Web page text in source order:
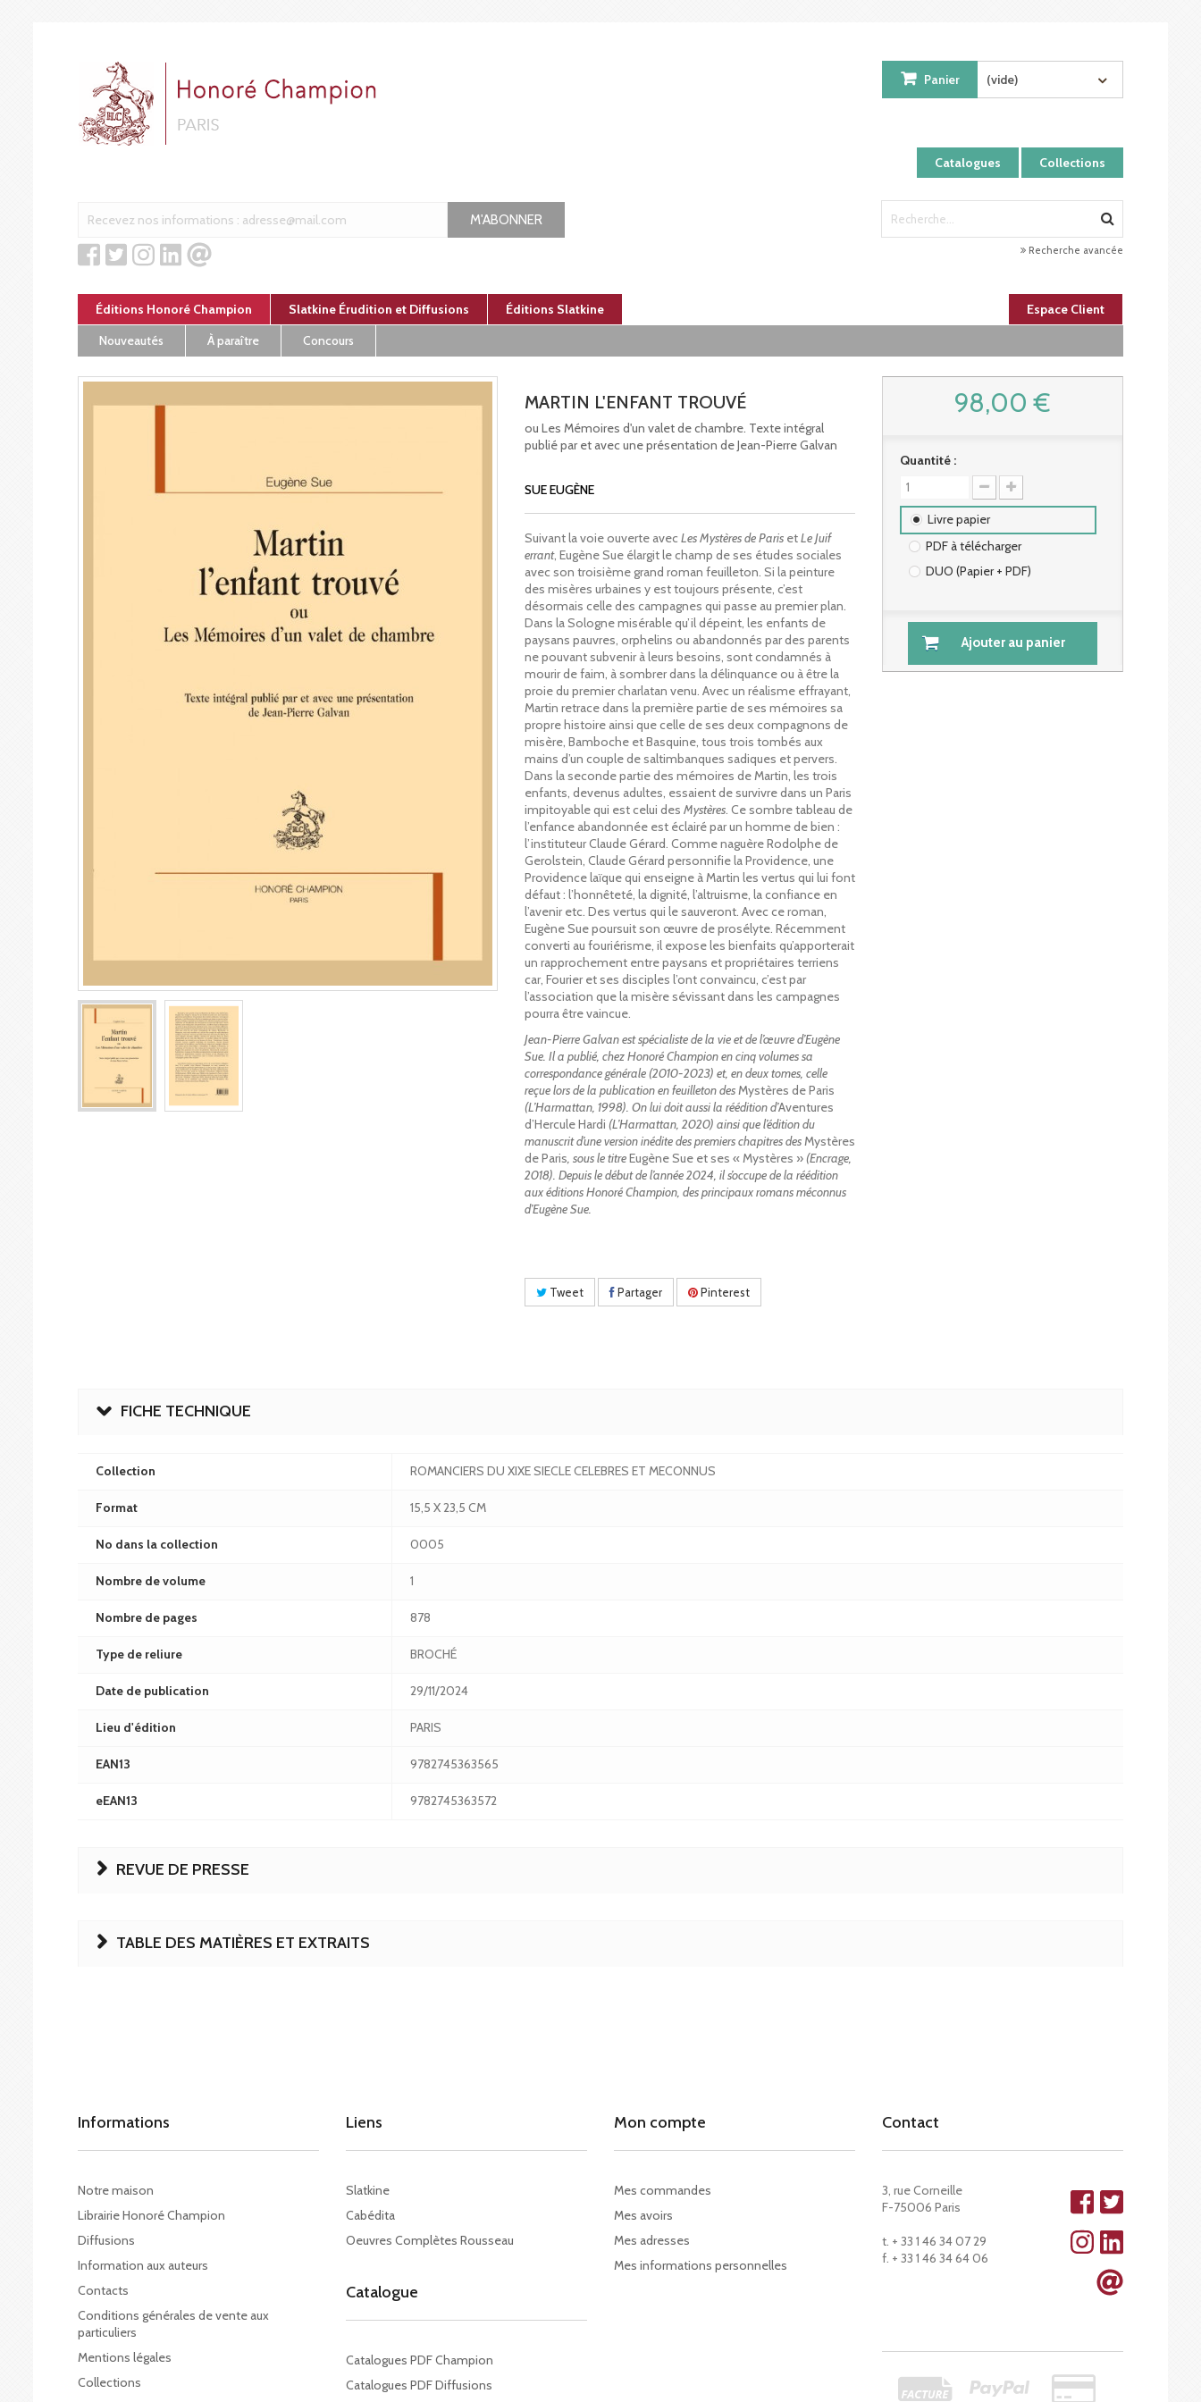
Catalogues Collections
Panier (vide)
M'ABONNER
Recherche avancée
Éditions Honoré Champion Slatkine Érudition et Diffusions Éditions Slatkine
Espace Client
Nouveautés
À paraître Concours
MARTIN L'ENFANT TROUVÉ
ou Les Mémoires d'un valet de chambre. Texte intégral
publié par et avec une présentation de Jean-Pierre Galvan
SUE EUGÈNE
Suivant la voie ouverte avec Les Mystères de Paris etLe Juif
errant, Eugène Sue élargit le champ de ses études sociales
avec son troisième grand roman feuilleton. Si la peinture
des misères urbaines y est toujours présente, c’est
désormais celle des campagnes qui passe au premier plan.
Dans la Sologne misérable qu’il dépeint, les enfants de
paysans pauvres, orphelins ou abandonnés par des parents
ne pouvant subvenir à leurs besoins, sont condamnés à
mourir de faim, à sombrer dans la délinquance ou à être la
proie du premier charlatan venu. Avec un réalisme effrayant,
Martin retrace dans la première partie de ses mémoires sa
propre histoire ainsi que celle de ses deux compagnons de
misère, Bamboche et Basquine, tous trois tombés aux
mains d’un couple de saltimbanques sadiques et pervers.
Dans la seconde partie des mémoires de Martin, les trois
enfants, devenus adultes, essaient de survivre dans un Paris
impitoyable qui est celui des Mystères. Ce sombre tableau de
l’enfance abandonnée est éclairé par un homme de bien :
l’instituteur Claude Gérard. Comme naguère Rodolphe de
Gerolstein, Claude Gérard personnifie la Providence, une
Providence laïque qui enseigne à Martin les vertus qui lui font
défaut : l’honnêteté, la dignité, l’altruisme, la confiance en
l’avenir etc. Des vertus qui le sauveront. Avec ce roman,
Eugène Sue poursuit son œuvre de prosélyte. Récemment
converti au fouriérisme, il expose les bienfaits qu’apporterait
un rapprochement entre paysans et propriétaires terriens
car, Fourier et ses disciples l’ont convaincu, c’est par
l’association que la misère sévissant dans les campagnes
pourra être vaincue.
Jean-Pierre Galvan est spécialiste de la vie et de l’œuvre d’Eugène
Sue. Il a publié, chez Honoré Champion en cinq volumes sa
correspondance générale (2010-2023) et, en deux tomes, celle
reçue lors de la publication en feuilleton desMystères de Paris
(L’Harmattan, 1998). On lui doit aussi la réédition d’Aventures
d’Hercule Hardi (L’Harmattan, 2020) ainsi que l’édition du
manuscrit d’une version inédite des premiers chapitres desMystères
de Paris, sous le titreEugène Sue et ses « Mystères »(Encrage,
2018). Depuis le début de l’année 2024, il s’occupe de la réédition
aux éditions Honoré Champion, des principaux romans méconnus
d’Eugène Sue.
Tweet Partager Pinterest
98,00 €
Quantité :
Livre papier
PDF à télécharger
DUO (Papier + PDF)
Ajouter au panier
FICHE TECHNIQUE
Collection ROMANCIERS DU XIXE SIECLE CELEBRES ET MECONNUS
Format 15,5 X 23,5 CM
No dans la collection 0005
Nombre de volume 1
Nombre de pages 878
Type de reliure BROCHÉ
Date de publication 29/11/2024
Lieu d'édition PARIS
EAN13 9782745363565
eEAN13 9782745363572
REVUE DE PRESSE
TABLE DES MATIÈRES ET EXTRAITS
Informations
Notre maison
Librairie Honoré Champion
Diffusions
Information aux auteurs
Contacts
Conditions générales de vente aux
particuliers
Mentions légales
Collections
Liens
Slatkine
Cabédita
Oeuvres Complètes Rousseau
Catalogue
Catalogues PDF Champion
Catalogues PDF Diffusions
Mon compte
Mes commandes
Mes avoirs
Mes adresses
Mes informations personnelles
Contact
3, rue Corneille
F-75006 Paris
t. + 33 1 46 34 07 29
f. + 33 1 46 34 64 06